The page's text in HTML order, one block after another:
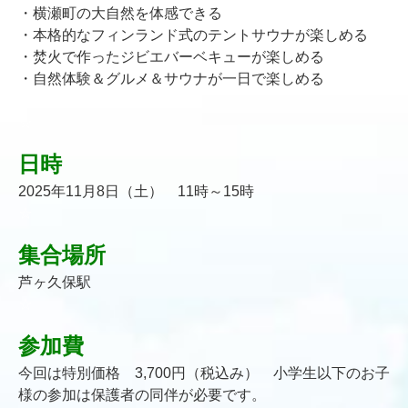
・横瀬町の大自然を体感できる
・本格的なフィンランド式のテントサウナが楽しめる
・焚火で作ったジビエバーベキューが楽しめる
・自然体験＆グルメ＆サウナが一日で楽しめる
日時
2025年11月8日（土） 11時～15時
集合場所
芦ヶ久保駅
参加費
今回は特別価格 3,700円（税込み） 小学生以下のお子
様の参加は保護者の同伴が必要です。